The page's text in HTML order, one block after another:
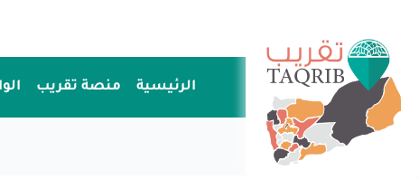
المحتوى
الرئيسية منصة تقريب